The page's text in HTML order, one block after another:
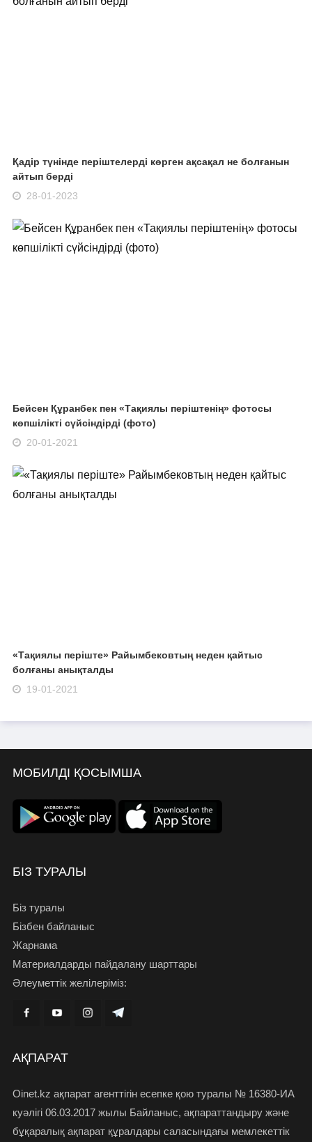
Қадір түнінде періштелерді көрген ақсақал не болғанын
айтып берді
28-01-2023
Бейсен Құранбек пен «Тақиялы періштенің» фотосы
көпшілікті сүйсіндірді (фото)
20-01-2021
«Тақиялы періште» Райымбековтың неден қайтыс
болғаны анықталды
19-01-2021
МОБИЛДІ ҚОСЫМША
БІЗ ТУРАЛЫ
Біз туралы
Бізбен байланыс
Жарнама
Материалдарды пайдалану шарттары
Әлеуметтік желілеріміз:
АҚПАРАТ
Oinet.kz ақпарат агенттігін есепке қою туралы № 16380-ИА
куәлігі 06.03.2017 жылы Байланыс, ақпараттандыру және
бұқаралық ақпарат құралдары саласындағы мемлекеттік